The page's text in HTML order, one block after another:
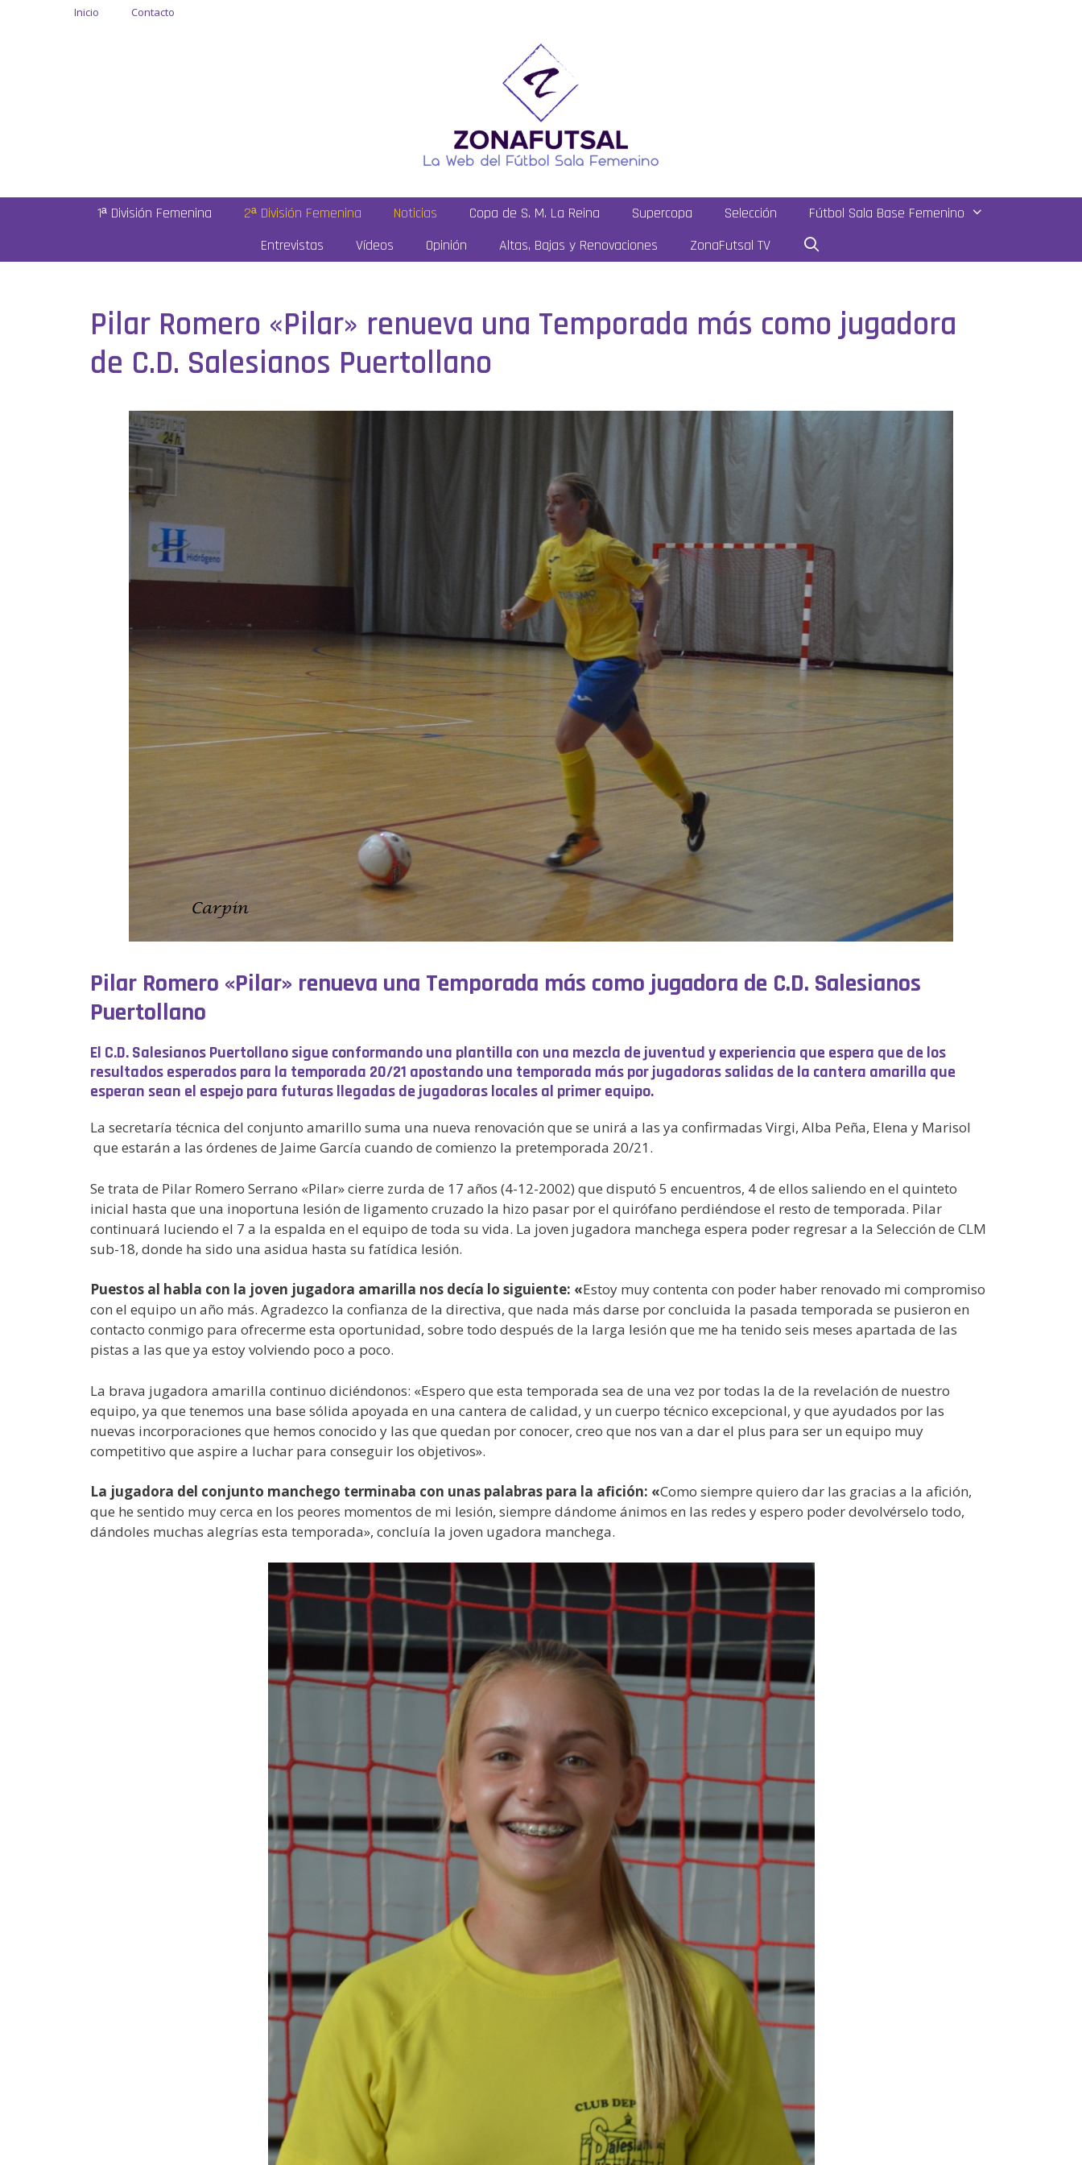
Inicio Contacto
1ª División Femenina 2ª División Femenina Noticias Copa de S. M. La Reina Supercopa Selección
Fútbol Sala Base Femenino
Entrevistas
Vídeos Opinión Altas, Bajas y Renovaciones ZonaFutsal TV
Pilar Romero «Pilar» renueva una Temporada más como jugadora
de C.D. Salesianos Puertollano
Pilar Romero «Pilar» renueva una Temporada más como jugadora de C.D. Salesianos
Puertollano
El C.D. Salesianos Puertollano sigue conformando una plantilla con una mezcla de juventud y experiencia que espera que de los
resultados esperados para la temporada 20/21 apostando una temporada más por jugadoras salidas de la cantera amarilla que
esperan sean el espejo para futuras llegadas de jugadoras locales al primer equipo.
La secretaría técnica del conjunto amarillo suma una nueva renovación que se unirá a las ya confirmadas Virgi, Alba Peña, Elena y Marisol
que estarán a las órdenes de Jaime García cuando de comienzo la pretemporada 20/21.
Se trata de Pilar Romero Serrano «Pilar» cierre zurda de 17 años (4-12-2002) que disputó 5 encuentros, 4 de ellos saliendo en el quinteto
inicial hasta que una inoportuna lesión de ligamento cruzado la hizo pasar por el quirófano perdiéndose el resto de temporada. Pilar
continuará luciendo el 7 a la espalda en el equipo de toda su vida. La joven jugadora manchega espera poder regresar a la Selección de CLM
sub-18, donde ha sido una asidua hasta su fatídica lesión.
Puestos al habla con la joven jugadora amarilla nos decía lo siguiente: «Estoy muy contenta con poder haber renovado mi compromiso
con el equipo un año más. Agradezco la confianza de la directiva, que nada más darse por concluida la pasada temporada se pusieron en
contacto conmigo para ofrecerme esta oportunidad, sobre todo después de la larga lesión que me ha tenido seis meses apartada de las
pistas a las que ya estoy volviendo poco a poco.
La brava jugadora amarilla continuo diciéndonos: «Espero que esta temporada sea de una vez por todas la de la revelación de nuestro
equipo, ya que tenemos una base sólida apoyada en una cantera de calidad, y un cuerpo técnico excepcional, y que ayudados por las
nuevas incorporaciones que hemos conocido y las que quedan por conocer, creo que nos van a dar el plus para ser un equipo muy
competitivo que aspire a luchar para conseguir los objetivos».
La jugadora del conjunto manchego terminaba con unas palabras para la afición: «Como siempre quiero dar las gracias a la afición,
que he sentido muy cerca en los peores momentos de mi lesión, siempre dándome ánimos en las redes y espero poder devolvérselo todo,
dándoles muchas alegrías esta temporada», concluía la joven ugadora manchega.